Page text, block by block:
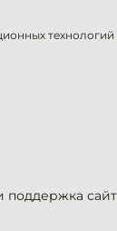
технологий
поддержка